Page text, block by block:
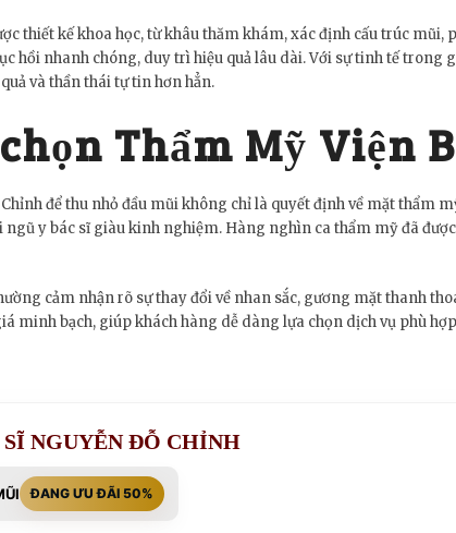
thiết kế khoa học, từ khâu thăm khám, xác định cấu trúc
hồi nhanh chóng, duy trì hiệu quả lâu dài. Với sự tinh tế
và thần thái tự tin hơn hẳn.
Thẩm Mỹ Viện
để thu nhỏ đầu mũi không chỉ là quyết định về mặt thẩm
ngũ y bác sĩ giàu kinh nghiệm. Hàng nghìn ca thẩm mỹ đã
cảm nhận rõ sự thay đổi về nhan sắc, gương mặt thanh
minh bạch, giúp khách hàng dễ dàng lựa chọn dịch vụ phù
NGUYỄN ĐỖ CHỈNH
ĐANG ƯU ĐÃI 50%